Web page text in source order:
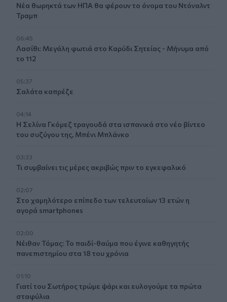
Νέα θωρηκτά των ΗΠΑ θα φέρουν το όνομα του Ντόναλντ
Τραμπ
06:45
Λασίθι: Μεγάλη φωτιά στο Καρύδι Σητείας - Μήνυμα από
το 112
05:37
Σαλάτα καπρέζε
04:14
Η Σελίνα Γκόμεζ τραγουδά στα ισπανικά στο νέο βίντεο
του συζύγου της, Μπένι Μπλάνκο
03:33
Τι συμβαίνει τις μέρες ακριβώς πριν το εγκεφαλικό
02:07
Στο χαμηλότερο επίπεδο των τελευταίων 13 ετών η
αγορά smartphones
02:00
Νέιθαν Τόμας: Το παιδί-θαύμα που έγινε καθηγητής
πανεπιστημίου στα 18 του χρόνια
01:10
Γιατί του Σωτήρος τρώμε ψάρι και ευλογούμε τα πρώτα
σταφύλια